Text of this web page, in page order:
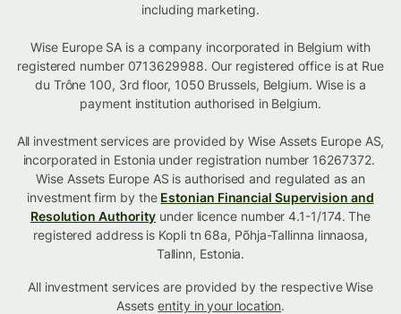
including marketing.
Wise Europe SA is a company incorporated in Belgium with
registered number 0713629988. Our registered office is at Rue
du Trône 100, 3rd floor, 1050 Brussels, Belgium. Wise is a
payment institution authorised in Belgium.
All investment services are provided by Wise Assets Europe AS,
incorporated in Estonia under registration number 16267372.
Wise Assets Europe AS is authorised and regulated as an
investment firm by the Estonian Financial Supervision and
Resolution Authority under licence number 4.1-1/174. The
registered address is Kopli tn 68a, Põhja-Tallinna linnaosa,
Tallinn, Estonia.
All investment services are provided by the respective Wise
Assetsentity in your location.